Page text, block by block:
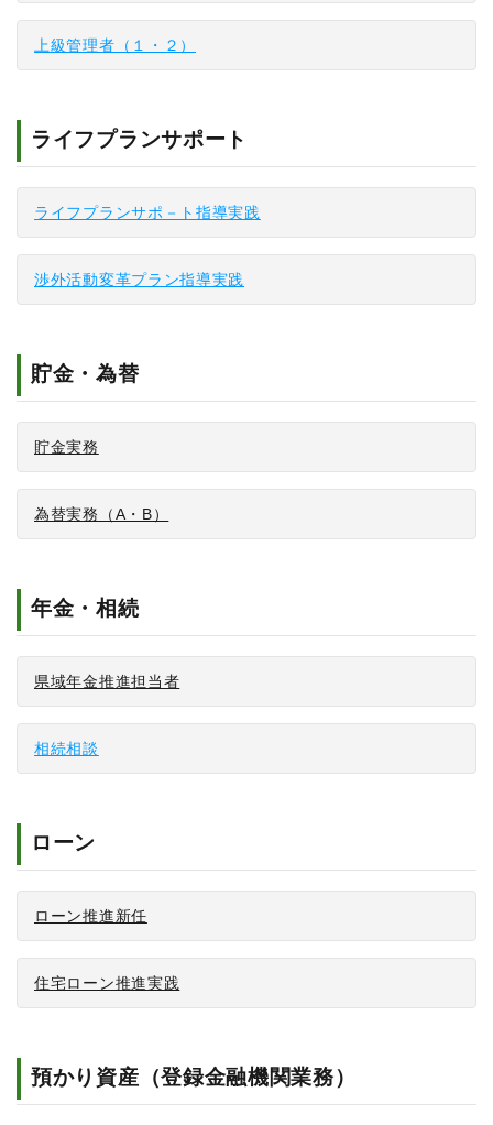
上級管理者（１・２）
ライフプランサポート
ライフプランサポ－ト指導実践
渉外活動変革プラン指導実践
貯金・為替
貯金実務
為替実務（A・B）
年金・相続
県域年金推進担当者
相続相談
ローン
ローン推進新任
住宅ローン推進実践
預かり資産（登録金融機関業務）